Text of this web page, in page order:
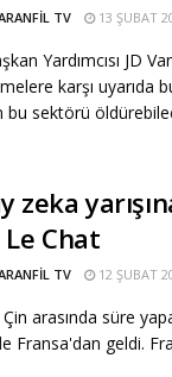
TV 13 ŞUBAT
Yardımcısı JD
karşı uyarıda
bu sektörü
zeka
Chat
TV 12 ŞUBAT
arasında süre
Fransa'dan geldi.